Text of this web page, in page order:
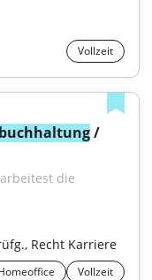
Vollzeit
/
Recht Karriere
Vollzeit